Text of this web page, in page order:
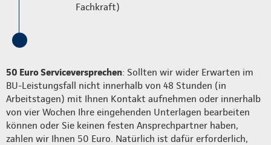
Fachkraft)
50 Euro Serviceversprechen: Sollten wir wider Erwarten im
BU-Leistungsfall nicht innerhalb von 48 Stunden (in
Arbeitstagen) mit Ihnen Kontakt aufnehmen oder innerhalb
von vier Wochen Ihre eingehenden Unterlagen bearbeiten
können oder Sie keinen festen Ansprechpartner haben,
zahlen wir Ihnen 50 Euro. Natürlich ist dafür erforderlich,